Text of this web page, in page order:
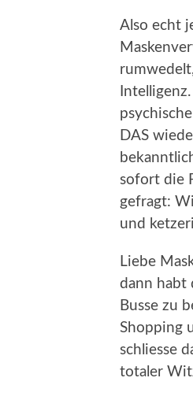
Also echt
DAS
sofort die
gefragt:
und
Liebe
dann habt
Busse zu
Shopping
schliesse
totaler